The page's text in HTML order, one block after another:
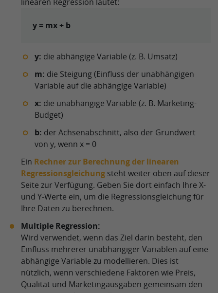
y = mx + b
y: die abhängige Variable (z. B. Umsatz)
m: die Steigung (Einfluss der unabhängigen
Variable auf die abhängige Variable)
x: die unabhängige Variable (z. B. Marketing-
Budget)
b: der Achsenabschnitt, also der Grundwert
von y, wenn x = 0
Ein Rechner zur Berechnung der linearen
Regressionsgleichung steht weiter oben auf dieser
Seite zur Verfügung. Geben Sie dort einfach Ihre X-
und Y-Werte ein, um die Regressionsgleichung für
Ihre Daten zu berechnen.
Multiple Regression:
Wird verwendet, wenn das Ziel darin besteht, den
Einfluss mehrerer unabhängiger Variablen auf eine
abhängige Variable zu modellieren. Dies ist
nützlich, wenn verschiedene Faktoren wie Preis,
Qualität und Marketingausgaben gemeinsam den